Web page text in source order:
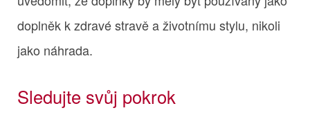
doplněk k zdravé stravě a životnímu stylu, nikoli
jako náhrada.
Sledujte svůj pokrok